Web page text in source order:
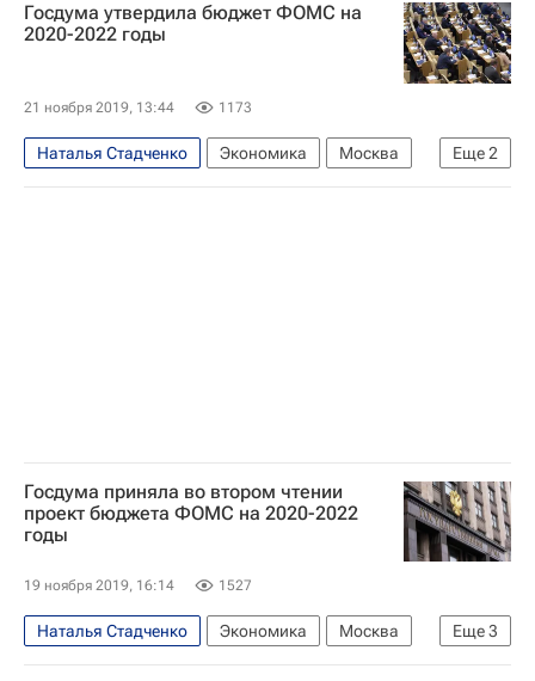
Здоровье - Общество
Федеральный фонд обязательного медицинского страхования РФ
Россия
Госдума утвердила бюджет ФОМС на
2020-2022 годы
21 ноября 2019, 13:44 1173
Еще2
Наталья Стадченко Экономика
Москва
Госдума РФ
Госдума приняла во втором чтении
проект бюджета ФОМС на 2020-2022
годы
19 ноября 2019, 16:14 1527
Еще3
Наталья Стадченко Экономика
Москва
Госдума РФ